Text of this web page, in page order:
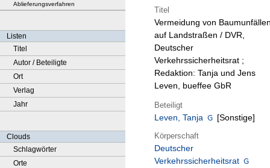
Ablieferungsverfahren
Listen
Titel
Autor / Beteiligte
Ort
Verlag
Jahr
Clouds
Schlagwörter
Orte
Titel
Vermeidung von
auf Landstraßen / DVR,
Deutscher
Verkehrssicherheitsrat ;
Redaktion: Tanja und Jens
Leven, bueffee GbR
Beteiligt
Leven, Tanja [Sonstige]
Körperschaft
Deutscher
Verkehrssicherheitsrat